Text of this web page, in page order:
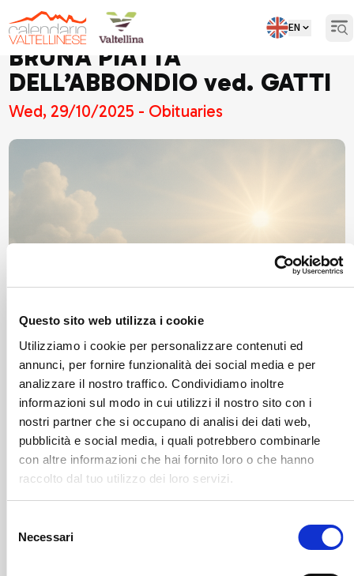
Questo sito web utilizza i cookie
Utilizziamo i cookie per personalizzare contenuti ed
annunci, per fornire funzionalità dei social media e per
analizzare il nostro traffico. Condividiamo inoltre
informazioni sul modo in cui utilizzi il nostro sito con i
nostri partner che si occupano di analisi dei dati web,
pubblicità e social media, i quali potrebbero combinarle
con altre informazioni che hai fornito loro o che hanno
raccolto dal tuo utilizzo dei loro servizi.
delNecessari
EN
BRUNA PIATTA
DELL’ABBONDIO ved. GATTI
Wed, 29/10/2025 - Obituaries
Castione Andevenno Obituaries